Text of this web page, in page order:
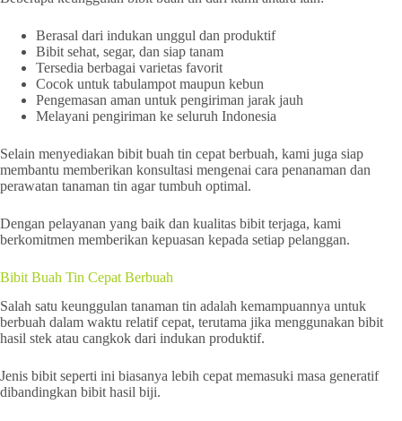
Berasal dari indukan unggul dan produktif
Bibit sehat, segar, dan siap tanam
Tersedia berbagai varietas favorit
Cocok untuk tabulampot maupun kebun
Pengemasan aman untuk pengiriman jarak jauh
Melayani pengiriman ke seluruh Indonesia
Selain menyediakan bibit buah tin cepat berbuah, kami juga siap
membantu memberikan konsultasi mengenai cara penanaman dan
perawatan tanaman tin agar tumbuh optimal.
Dengan pelayanan yang baik dan kualitas bibit terjaga, kami
berkomitmen memberikan kepuasan kepada setiap pelanggan.
Bibit Buah Tin Cepat Berbuah
Salah satu keunggulan tanaman tin adalah kemampuannya untuk
berbuah dalam waktu relatif cepat, terutama jika menggunakan bibit
hasil stek atau cangkok dari indukan produktif.
Jenis bibit seperti ini biasanya lebih cepat memasuki masa generatif
dibandingkan bibit hasil biji.